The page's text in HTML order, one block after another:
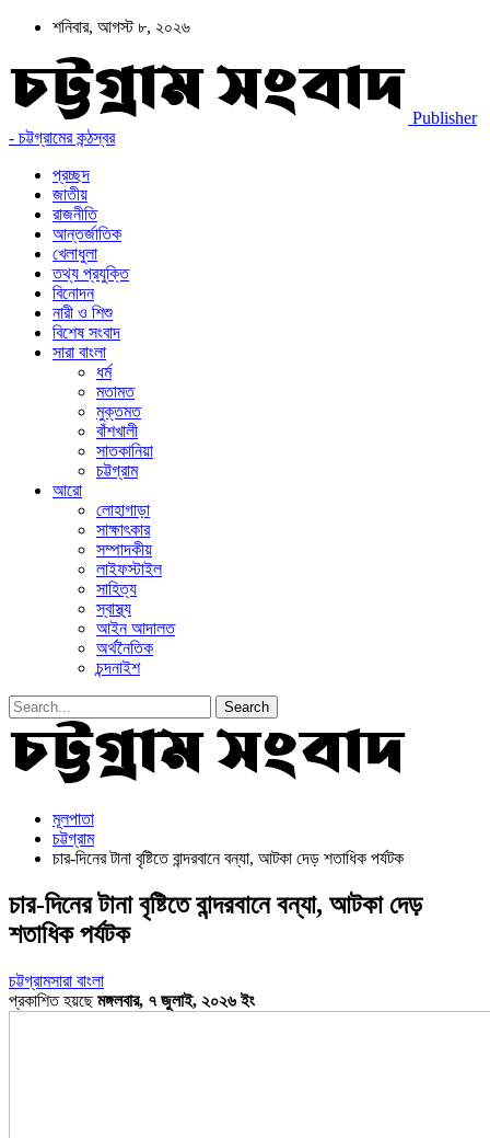
শনিবার, আগস্ট ৮, ২০২৬
Publisher
- চট্টগ্রামের কন্ঠস্বর
প্রচ্ছদ
জাতীয়
রাজনীতি
আন্তর্জাতিক
খেলাধুলা
তথ্য প্রযুক্তি
বিনোদন
নারী ও শিশু
বিশেষ সংবাদ
সারা বাংলা
ধর্ম
মতামত
মুক্তমত
বাঁশখালী
সাতকানিয়া
চট্টগ্রাম
আরো
লোহাগাড়া
সাক্ষাৎকার
সম্পাদকীয়
লাইফস্টাইল
সাহিত্য
স্বাস্থ্য
আইন আদালত
অর্থনৈতিক
চন্দনাইশ
মূলপাতা
চট্টগ্রাম
চার-দিনের টানা বৃষ্টিতে বান্দরবানে বন্যা, আটকা দেড় শতাধিক পর্যটক
চার-দিনের টানা বৃষ্টিতে বান্দরবানে বন্যা, আটকা দেড়
শতাধিক পর্যটক
চট্টগ্রামসারা বাংলা
প্রকাশিত হয়ছেমঙ্গলবার, ৭ জুলাই, ২০২৬ ইং